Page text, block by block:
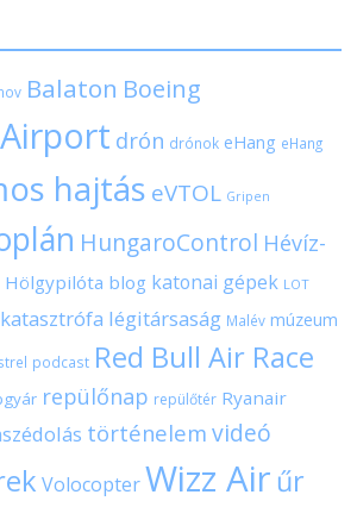
Balaton Boeing
drón drónok eHang eHang
hajtás eVTOL Gripen
HungaroControl Hévíz-
Hölgypilóta blog katonai gépek LOT
légitársaság Malév múzeum
podcast Red Bull Air Race
repülőnap repülőtér Ryanair
történelem videó
Volocopter Wizz Air űr